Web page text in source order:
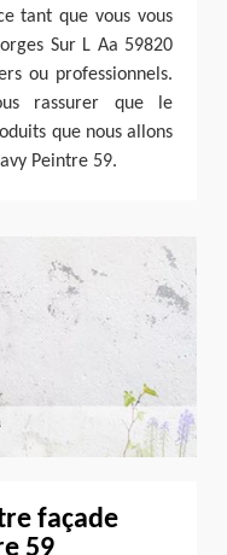
tant que vous vous
Sur L Aa 59820
ou professionnels.
rassurer que le
que nous allons
Peintre 59.
façade
59